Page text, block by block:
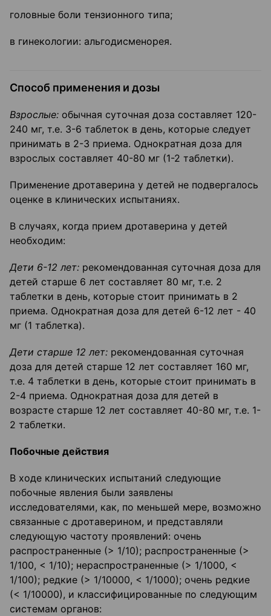
головные боли тензионного типа;
в гинекологии: альгодисменорея.
Способ применения и дозы
Взрослые: обычная суточная доза составляет 120-
240 мг, т.е. 3-6 таблеток в день, которые следует
принимать в 2-3 приема. Однократная доза для
взрослых составляет 40-80 мг (1-2 таблетки).
Применение дротаверина у детей не подвергалось
оценке в клинических испытаниях.
В случаях, когда прием дротаверина у детей
необходим:
Дети 6-12 лет: рекомендованная суточная доза для
детей старше 6 лет составляет 80 мг, т.е. 2
таблетки в день, которые стоит принимать в 2
приема. Однократная доза для детей 6-12 лет - 40
мг (1 таблетка).
Дети старше 12 лет: рекомендованная суточная
доза для детей старше 12 лет составляет 160 мг,
т.е. 4 таблетки в день, которые стоит принимать в
2-4 приема. Однократная доза для детей в
возрасте старше 12 лет составляет 40-80 мг, т.е. 1-
2 таблетки.
Побочные действия
В ходе клинических испытаний следующие
побочные явления были заявлены
исследователями, как, по меньшей мере, возможно
связанные с дротаверином, и представляли
следующую частоту проявлений: очень
распространенные (> 1/10); распространенные (>
1/100, < 1/10); нераспространенные (> 1/1000, <
1/100); редкие (> 1/10000, < 1/1000); очень редкие
(< 1/10000), и классифицированные по следующим
системам органов: